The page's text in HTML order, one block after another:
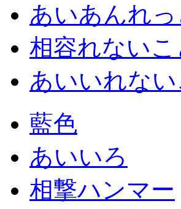
あいあんれ
相容れないこ
あいいれない
藍色
あいいろ
相撃ハンマー